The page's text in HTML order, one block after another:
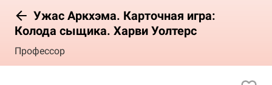
Ужас Аркхэма. Карточная игра:
Колода сыщика. Харви Уолтерс
Профессор